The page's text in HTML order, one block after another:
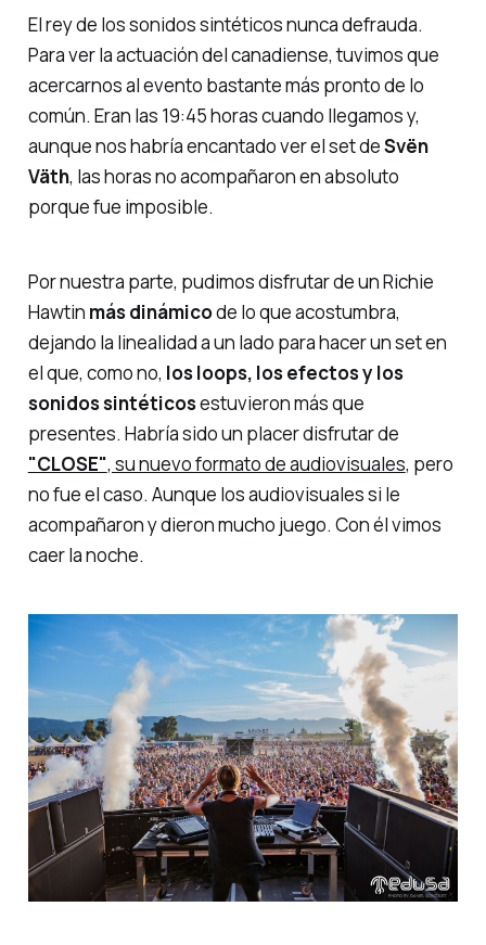
El rey de los sonidos sintéticos nunca defrauda.
Para ver la actuación del canadiense, tuvimos que
acercarnos al evento bastante más pronto de lo
común. Eran las 19:45 horas cuando llegamos y,
aunque nos habría encantado ver el set deSvën
Väth, las horas no acompañaron en absoluto
porque fue imposible.
Por nuestra parte, pudimos disfrutar de un Richie
Hawtin más dinámicode lo que acostumbra,
dejando la linealidad a un lado para hacer un set en
el que, como no, los loops, los efectos y los
sonidos sintéticosestuvieron más que
presentes. Habría sido un placer disfrutar de
"CLOSE", su nuevo formato de audiovisuales, pero
no fue el caso. Aunque los audiovisuales si le
acompañaron y dieron mucho juego. Con él vimos
caer la noche.